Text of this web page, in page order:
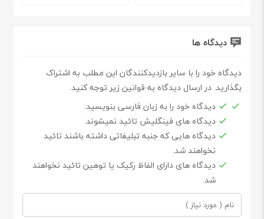
دیدگاه ها
دیدگاه خود را با سایر بازدیدکنندگان این مطلب به اشتراک
بگذارید. در ارسال دیدگاه به قوانین زیر توجه کنید.
دیدگاه خود را به زبان فارسی بنویسید.
دیدگاه های فینگلیش تائید نمیشوند.
دیدگاه هایی که جنبه تبلیغاتی داشته باشند تائید
نخواهند شد.
دیدگاه های دارای الفاظ رکیک یا توهین تائید نخواهند
شد.